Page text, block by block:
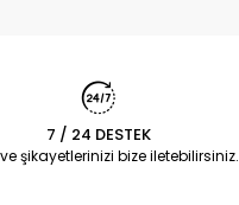
7 / 24 DESTEK
şikayetlerinizi bize iletebilirsiniz.